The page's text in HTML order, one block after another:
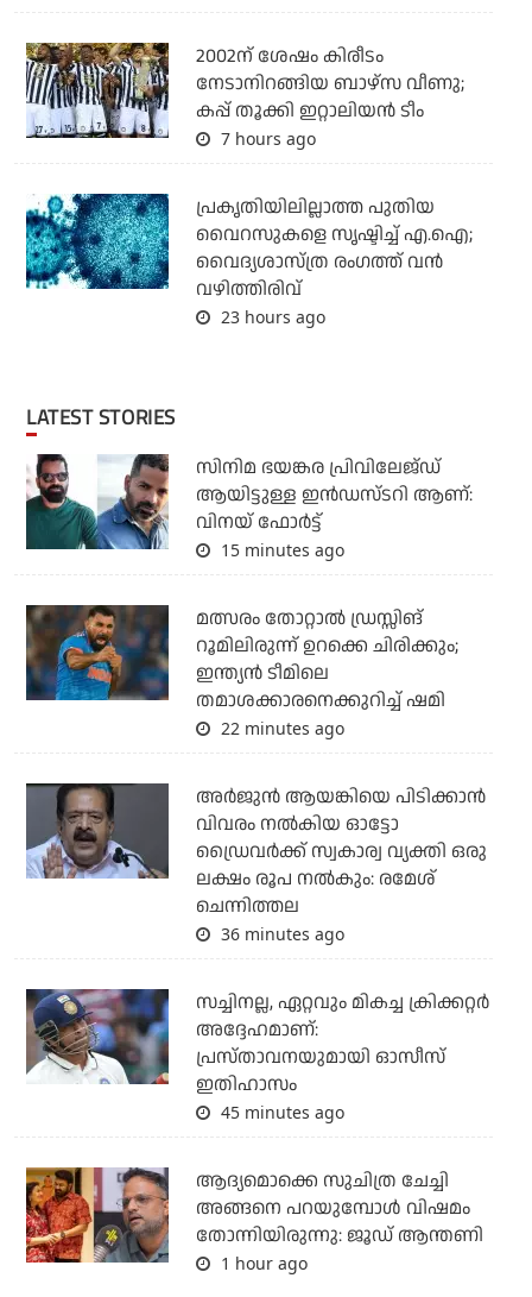
2002ന് ശേഷം കിരീടം
നേടാനിറങ്ങിയ ബാഴ്സ വീണു;
കപ്പ് തൂക്കി ഇറ്റാലിയൻ ടീം
7 hours ago
പ്രകൃതിയിലില്ലാത്ത പുതിയ
വൈറസുകളെ സൃഷ്ടിച്ച് എ.ഐ;
വൈദ്യശാസ്ത്ര രംഗത്ത് വന്‍
വഴിത്തിരിവ്
23 hours ago
LATEST STORIES
സിനിമ ഭയങ്കര പ്രിവിലേജ്ഡ്
ആയിട്ടുള്ള ഇൻഡസ്ടറി ആണ്:
വിനയ് ഫോർട്ട്
15 minutes ago
മത്സരം തോറ്റാല്‍ ഡ്രസ്സിങ്
റൂമിലിരുന്ന് ഉറക്കെ ചിരിക്കും;
ഇന്ത്യന്‍ ടീമിലെ
തമാശക്കാരനെക്കുറിച്ച് ഷമി
22 minutes ago
അര്‍ജുന്‍ ആയങ്കിയെ പിടിക്കാന്‍
വിവരം നല്‍കിയ ഓട്ടോ
ഡ്രൈവര്‍ക്ക് സ്വകാര്വ വ്യക്തി ഒരു
ലക്ഷം രൂപ നല്‍കും: രമേശ്
ചെന്നിത്തല
36 minutes ago
സച്ചിനല്ല, ഏറ്റവും മികച്ച ക്രിക്കറ്റര്‍
അദ്ദേഹമാണ്:
പ്രസ്താവനയുമായി ഓസീസ്
ഇതിഹാസം
45 minutes ago
ആദ്യമൊക്കെ സുചിത്ര ചേച്ചി
അങ്ങനെ പറയുമ്പോൾ വിഷമം
തോന്നിയിരുന്നു: ജൂഡ് ആന്തണി
1 hour ago